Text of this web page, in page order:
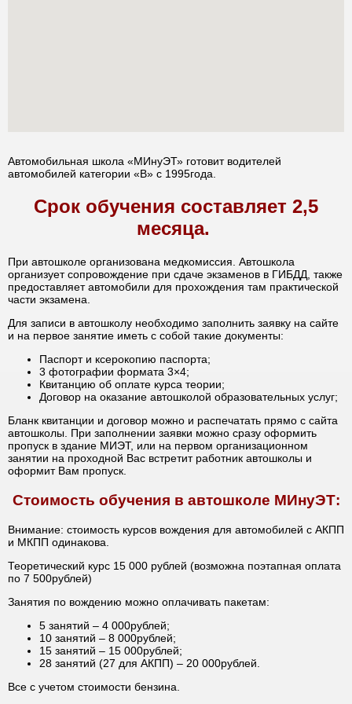
Автомобильная школа «МИнуЭТ» готовит водителей
автомобилей категории «В» с 1995года.
Срок обучения составляет 2,5
месяца.
При автошколе организована медкомиссия. Автошкола
организует сопровождение при сдаче экзаменов в ГИБДД, также
предоставляет автомобили для прохождения там практической
части экзамена.
Для записи в автошколу необходимо заполнить заявку на сайте
и на первое занятие иметь с собой такие документы:
Паспорт и ксерокопию паспорта;
3 фотографии формата 3×4;
Квитанцию об оплате курса теории;
Договор на оказание автошколой образовательных услуг;
Бланк квитанции и договор можно и распечатать прямо с сайта
автошколы. При заполнении заявки можно сразу оформить
пропуск в здание МИЭТ, или на первом организационном
занятии на проходной Вас встретит работник автошколы и
оформит Вам пропуск.
Стоимость обучения в автошколе МИнуЭТ:
Внимание: стоимость курсов вождения для автомобилей с АКПП
и МКПП одинакова.
Теоретический курс 15 000 рублей (возможна поэтапная оплата
по 7 500рублей)
Занятия по вождению можно оплачивать пакетам:
5 занятий – 4 000рублей;
10 занятий – 8 000рублей;
15 занятий – 15 000рублей;
28 занятий (27 для АКПП) – 20 000рублей.
Все с учетом стоимости бензина.